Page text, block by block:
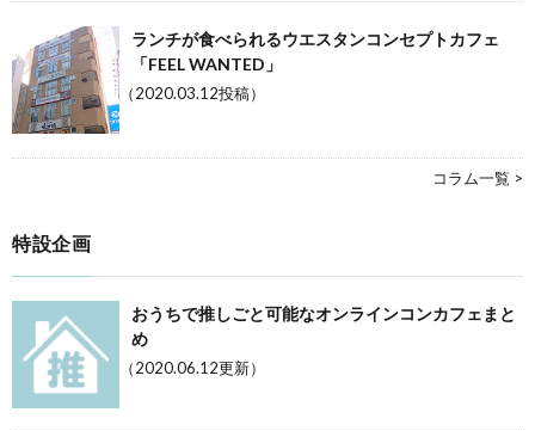
ランチが食べられるウエスタンコンセプトカフェ
「FEEL WANTED」
（2020.03.12投稿）
コラム一覧 >
特設企画
おうちで推しごと可能なオンラインコンカフェまと
め
（2020.06.12更新）